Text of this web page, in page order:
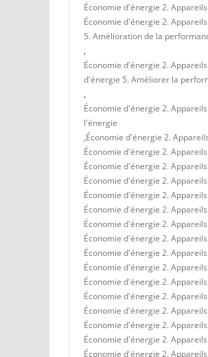
Économie d'énergie 2.
Économie d'énergie 2.
5. Amélioration de la
,
Économie d'énergie 2.
d'énergie 5. Améliorer la
,
Économie d'énergie 2.
l'énergie
,Économie d'énergie 2.
Économie d'énergie 2.
Économie d'énergie 2.
Économie d'énergie 2.
Économie d'énergie 2.
Économie d'énergie 2.
Économie d'énergie 2.
Économie d'énergie 2.
Économie d'énergie 2.
Économie d'énergie 2.
Économie d'énergie 2.
Économie d'énergie 2.
Économie d'énergie 2.
Économie d'énergie 2.
Économie d'énergie 2.
Économie d'énergie 2.